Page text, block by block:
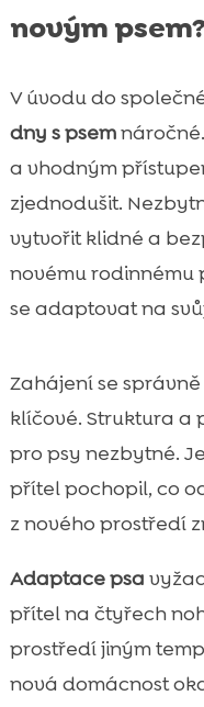
novým
V úvodu do
dny s psem
a vhodným
zjednodušit.
vytvořit klidné a
novému rodinnému
se adaptovat na
Zahájení se
klíčové. Struktura a
pro psy nezbytné.
přítel pochopil, co
z nového prostředí
Adaptace psa
přítel na čtyřech
prostředí jiným
nová domácnost